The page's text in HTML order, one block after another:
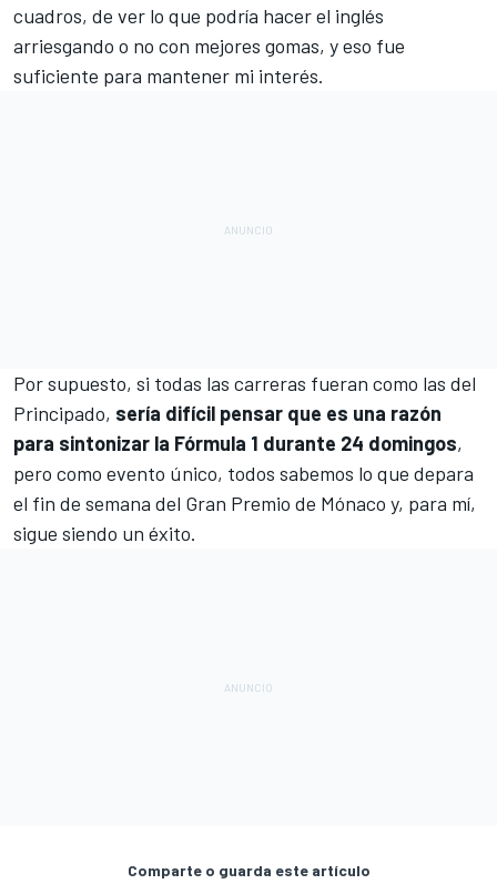
cuadros, de ver lo que podría hacer el inglés
arriesgando o no con mejores gomas, y eso fue
suficiente para mantener mi interés.
Por supuesto, si todas las carreras fueran como las del
Principado, sería difícil pensar que es una razón
para sintonizar la Fórmula 1 durante 24 domingos,
pero como evento único, todos sabemos lo que depara
el fin de semana del Gran Premio de Mónaco y, para mí,
sigue siendo un éxito.
Comparte o guarda este artículo